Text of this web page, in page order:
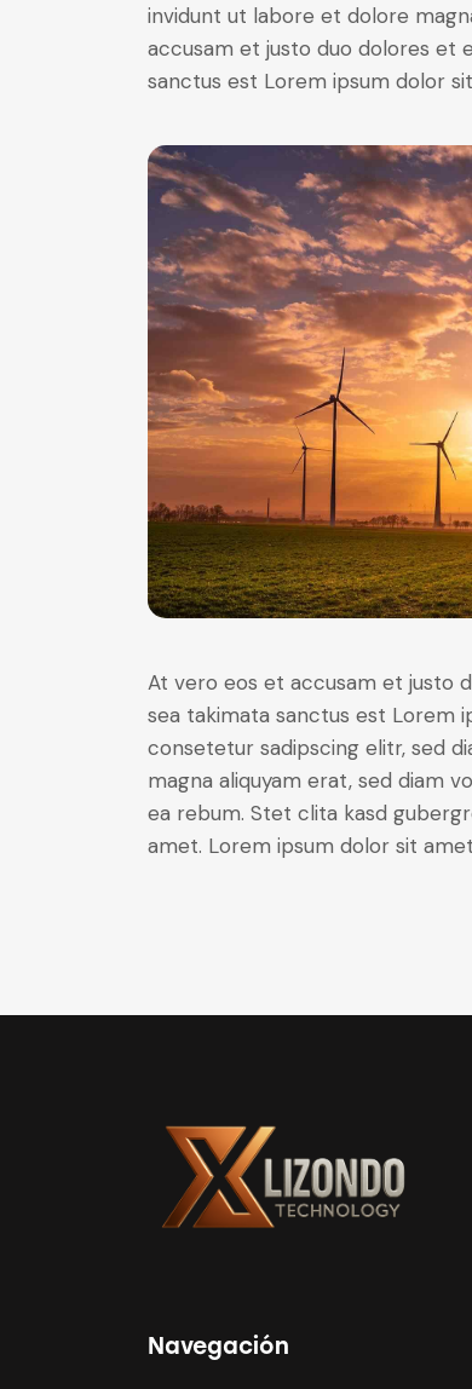
invidunt ut labore et dolore
accusam et justo duo dolores et
sanctus est Lorem ipsum dolor
At vero eos et accusam et justo
sea takimata sanctus est Lorem
consetetur sadipscing elitr, sed
magna aliquyam erat, sed diam
ea rebum. Stet clita kasd
amet. Lorem ipsum dolor sit
Navegación